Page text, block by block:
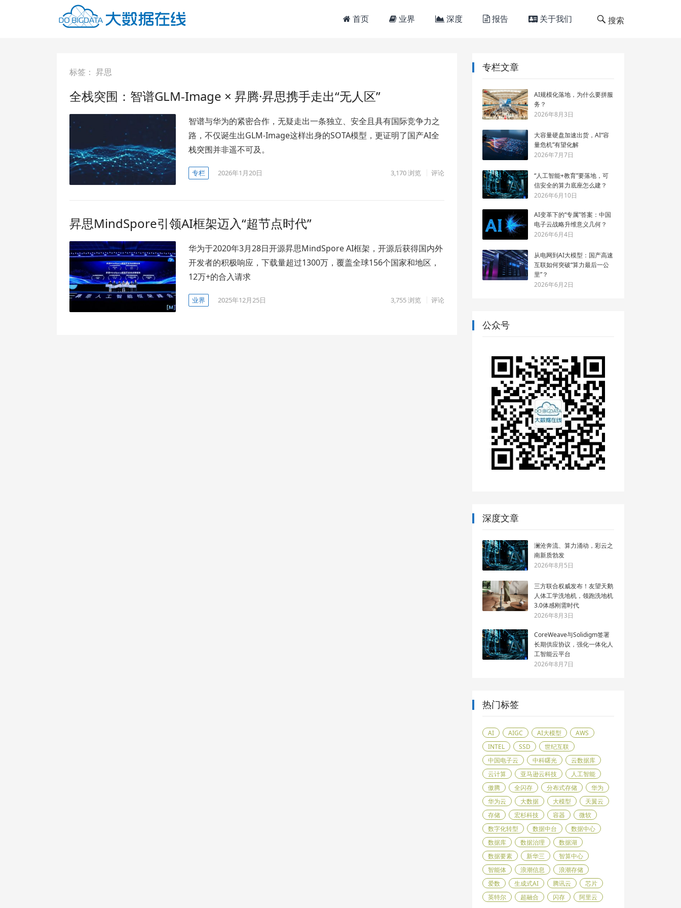
首页 业界 深度 报告 关于我们 搜索
标签： 昇思
全栈突围：智谱GLM-Image × 昇腾·昇思携手走出“无人区”
智谱与华为的紧密合作，无疑走出一条独立、安全且具有国际竞争力之
路，不仅诞生出GLM-Image这样出身的SOTA模型，更证明了国产AI全
栈突围并非遥不可及。
专栏 2026年1月20日 3,170浏览 评论
昇思MindSpore引领AI框架迈入“超节点时代”
华为于2020年3月28日开源昇思MindSpore AI框架，开源后获得国内外
开发者的积极响应，下载量超过1300万，覆盖全球156个国家和地区，
12万+的合入请求
业界 2025年12月25日 3,755浏览 评论
专栏文章
AI规模化落地，为什么要拼服
务？
2026年8月3日
大容量硬盘加速出货，AI“容
量危机”有望化解
2026年7月7日
“人工智能+教育”要落地，可
信安全的算力底座怎么建？
2026年6月10日
AI变革下的“专属”答案：中国
电子云战略升维意义几何？
2026年6月4日
从电网到AI大模型：国产高速
互联如何突破“算力最后一公
里”？
2026年6月2日
公众号
深度文章
澜沧奔流、算力涌动，彩云之
南新质勃发
2026年8月5日
三方联合权威发布！友望天鹅
人体工学洗地机，领跑洗地机
3.0体感刚需时代
2026年8月3日
CoreWeave与Solidigm签署
长期供应协议，强化一体化人
工智能云平台
2026年8月7日
热门标签
AI AIGC AI大模型
AWS
INTEL
SSD
世纪互联
中国电子云
中科曙光
云数据库
云计算
亚马逊云科技
人工智能
傲腾
全闪存 分布式存储
华为
华为云
大数据 大模型
天翼云
存储
宏杉科技 容器
微软
数字化转型
数据中台
数据中心
数据库
数据治理
数据湖
数据要素
新华三
智算中心
智能体
浪潮信息
浪潮存储
爱数
生成式AI 腾讯云
芯片
英特尔
超融合 闪存 阿里云